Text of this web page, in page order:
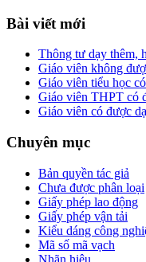
Bài viết mới
Thông tư dạy thêm,
Giáo viên không
Giáo viên tiểu học
Giáo viên THPT có
Giáo viên có được
Chuyên mục
Bản quyền tác giả
Chưa được phân loại
Giấy phép lao động
Giấy phép vận tải
Kiểu dáng công
Mã số mã vạch
Nhãn hiệu